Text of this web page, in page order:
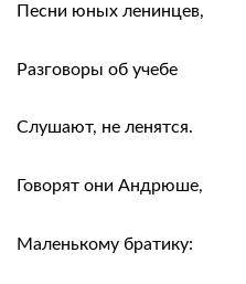
Песни юных ленинцев,
Разговоры об учебе
Слушают, не ленятся.
Говорят они Андрюше,
Маленькому братику: